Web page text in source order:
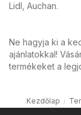
Lidl, Auchan.
Ne hagyja ki a
ajánlatokkal!
termékeket a
Kezdőlap